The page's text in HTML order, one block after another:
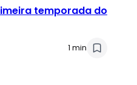
temporada do
1 min